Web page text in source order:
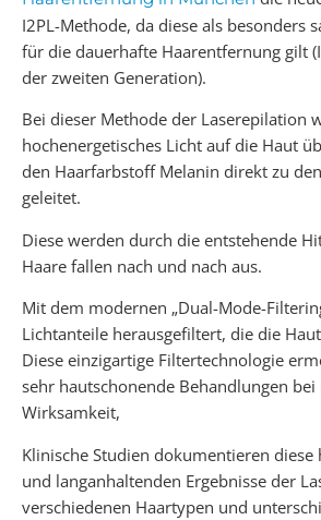
I2PL-Methode, da diese als besonders
für die dauerhafte Haarentfernung gilt
der zweiten Generation).
Bei dieser Methode der Laserepilation
hochenergetisches Licht auf die Haut
den Haarfarbstoff Melanin direkt zu
geleitet.
Diese werden durch die entstehende
Haare fallen nach und nach aus.
Mit dem modernen „Dual-Mode-
Lichtanteile herausgefiltert, die die
Diese einzigartige Filtertechnologie
sehr hautschonende Behandlungen
Wirksamkeit,
Klinische Studien dokumentieren diese
und langanhaltenden Ergebnisse der
verschiedenen Haartypen und